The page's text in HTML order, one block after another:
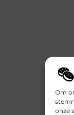
Om
onze